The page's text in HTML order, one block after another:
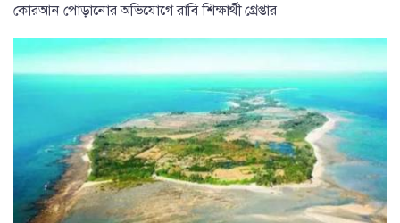
কোরআন পোড়ানোর অভিযোগে রাবি শিক্ষার্থী গ্রেপ্তার